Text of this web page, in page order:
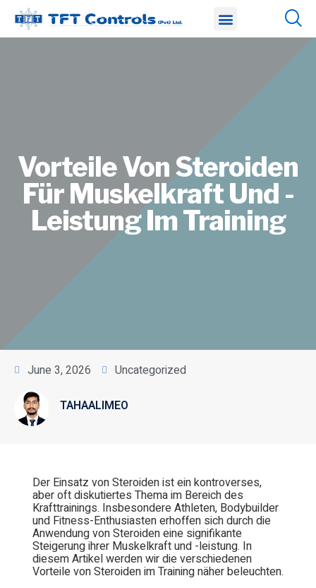
Vorteile Von Steroiden
Für Muskelkraft Und -
Leistung Im Training
June 3, 2026 Uncategorized
TAHAALIMEO
Der Einsatz von Steroiden ist ein kontroverses,
aber oft diskutiertes Thema im Bereich des
Krafttrainings. Insbesondere Athleten, Bodybuilder
und Fitness-Enthusiasten erhoffen sich durch die
Anwendung von Steroiden eine signifikante
Steigerung ihrer Muskelkraft und -leistung. In
diesem Artikel werden wir die verschiedenen
Vorteile von Steroiden im Training näher beleuchten.